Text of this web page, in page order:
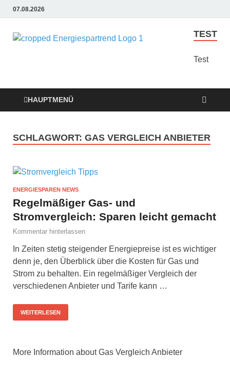
07.08.2026
Energie
Trend
Angebote sindt der
TEST
Test
HAUPTMENÜ
SCHLAGWORT: GAS VERGLEICH ANBIETER
ENERGIESPAREN NEWS
Regelmäßiger Gas- und
Stromvergleich: Sparen leicht gemacht
Kommentar hinterlassen
In Zeiten stetig steigender Energiepreise ist es wichtiger
denn je, den Überblick über die Kosten für Gas und
Strom zu behalten. Ein regelmäßiger Vergleich der
verschiedenen Anbieter und Tarife kann …
WEITERLESEN
More Information about Gas Vergleich Anbieter